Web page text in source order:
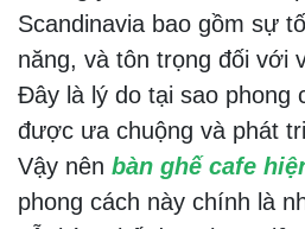
Scandinavia bao gồm sự
năng, và tôn trọng đối với
Đây là lý do tại sao phong
được ưa chuộng và phát
Vậy nên bàn ghế cafe
phong cách này chính là